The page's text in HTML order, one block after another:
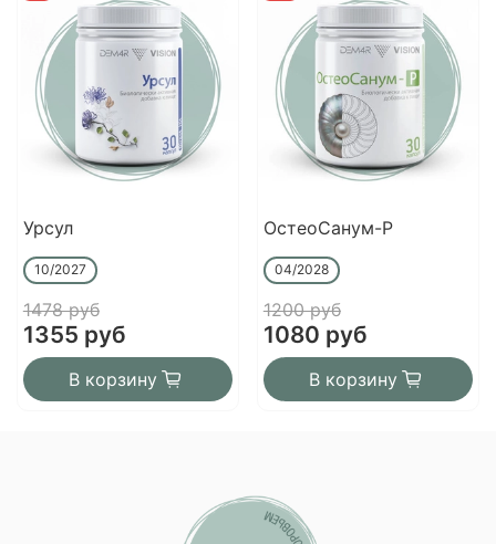
Урсул
10/2027
1478 руб
1355 руб
В корзину
ОстеоСанум-Р
04/2028
1200 руб
1080 руб
В корзину